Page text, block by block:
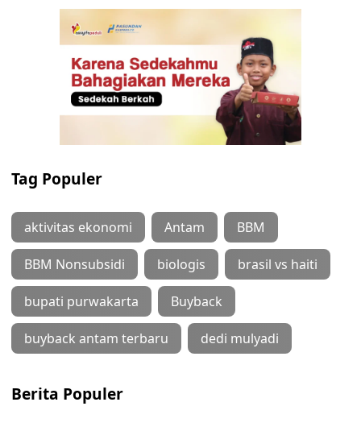
Tag Populer
aktivitas ekonomi Antam BBM
BBM Nonsubsidi biologis brasil vs haiti
bupati purwakarta Buyback
buyback antam terbaru dedi mulyadi
Berita Populer